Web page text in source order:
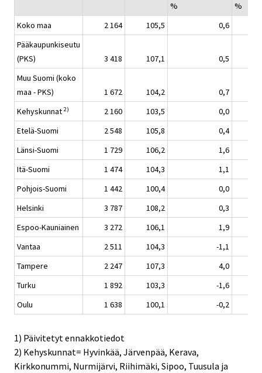
%
%
Koko maa
2 164 105,5
0,6
Pääkaupunkiseutu
(PKS)
3 418 107,1
0,5
Muu Suomi (koko
maa - PKS)
1 672 104,2
0,7
Kehyskunnat 2) 2 160 103,5
0,0
Etelä-Suomi
2 548 105,8
0,4
Länsi-Suomi
1 729 106,2
1,6
Itä-Suomi
1 474 104,3
1,1
Pohjois-Suomi
1 442 100,4
0,0
Helsinki
3 787 108,2
0,3
Espoo-Kauniainen
3 272 106,1
1,9
Vantaa
2 511 104,3
-1,1
Tampere
2 247 107,3
4,0
Turku
1 892 103,3
-1,6
Oulu
1 638 100,1 -0,2
1) Päivitetyt ennakkotiedot
2) Kehyskunnat= Hyvinkää, Järvenpää, Kerava,
Kirkkonummi, Nurmijärvi, Riihimäki, Sipoo, Tuusula ja